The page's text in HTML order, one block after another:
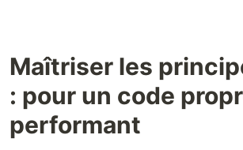
Maîtriser les
: pour un code
performant